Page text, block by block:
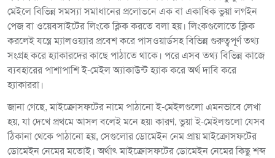
মেইলে বিভিন্ন সমস্যা সমাধানের প্রলোভনে এক বা একাধিক ভুয়া লগইন
পেজ বা ওয়েবসাইটের লিংকে ক্লিক করতে বলা হয়। লিংকগুলোতে ক্লিক
করলেই যন্ত্রে ম্যালওয়্যার প্রবেশ করে পাসওয়ার্ডসহ বিভিন্ন গুরুত্বপূর্ণ তথ্য
সংগ্রহ করে হ্যাকারদের কাছে পাঠাতে থাকে। পরে এসব তথ্য বিভিন্ন কাজে
ব্যবহারের পাশাপাশি ই-মেইল অ্যাকাউন্ট হ্যাক করে অর্থ দাবি করে
হ্যাকাররা।
জানা গেছে, মাইক্রোসফটের নামে পাঠানো ই-মেইলগুলো এমনভাবে লেখা
হয়, যা দেখে প্রথমে আসল বলেই মনে হয়৷ কারণ, ভুয়া ই-মেইলগুলো যেসব
ঠিকানা থেকে পাঠানো হয়, সেগুলোর ডোমেইন নেম প্রায় মাইক্রোসফটের
ডোমেইন নেমের মতোই। অর্থাৎ মাইক্রোসফটের ডোমেইন নেমের কিছু শব্দ